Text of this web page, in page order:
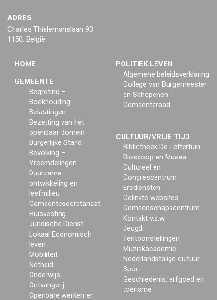
ADRES
Charles Thielemanslaan 93
1150, België
HOME
GEMEENTE
Begroting –
Boekhouding
Belastingen
Bezetting van het
openbaar domein
Burgerlijke Stand –
Bevolking –
Vreemdelingen
Duurzame
ontwikkeling en
leefmilieu
Gemeentesecretariaat
Huisvesting
Juridische Dienst
Lokaal Economisch
leven
Mobiliteit
Netheid
Onderwijs
Ontvangerij
Openbare werken en
POLITIEK LEVEN
Algemene beleidsverklaring
College van Burgemeester
en Schepenen
Gemeenteraad
CULTUUR/VRIJE TIJD
Bibliotheek De Lettertuin
Bioscoop en Musea
Cultureel en
Congrescentrum
Erediensten
Gelinkte websites
Gemeenschapscentrum
Kontakt v.z.w.
Jeugd
Tentoonstellingen
Muziekacademie
Nederlandstalige cultuur
Sport
Geschiedenis, erfgoed en
toerisme